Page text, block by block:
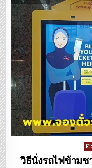
in
วิธีนั่งรถไฟข้ามช